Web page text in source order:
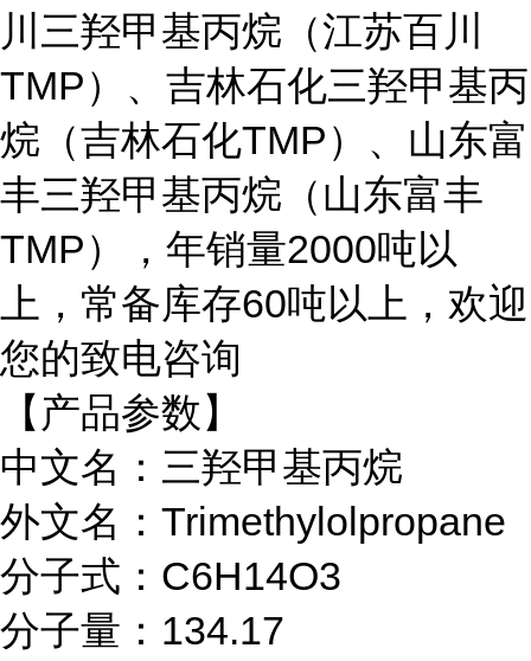
川三羟甲基丙烷（江苏百川
TMP）、吉林石化三羟甲基丙
烷（吉林石化TMP）、山东富
丰三羟甲基丙烷（山东富丰
TMP），年销量2000吨以
上，常备库存60吨以上，欢迎
您的致电咨询
【产品参数】
中文名：三羟甲基丙烷
外文名： Trimethylolpropane
分子式： C6H14O3
分子量： 134.17